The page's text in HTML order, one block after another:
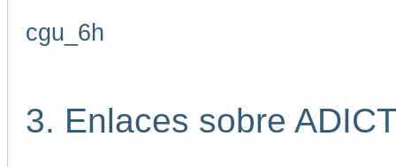
cgu_6h
3. Enlaces sobre